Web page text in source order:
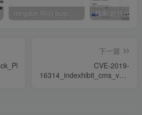
mingdon 明动 burp插件0.2.6版本 本地时间校验去除版
下一篇
CVE-2019-
16314_indexhibit_cms_v2.1.5_